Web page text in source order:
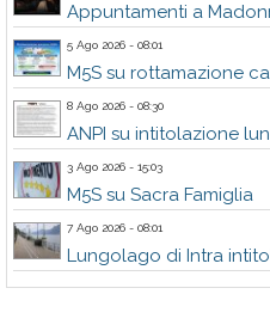
Appuntamenti a
5 Ago 2026 - 08:01
M5S su rottamazione
8 Ago 2026 - 08:30
ANPI su intitolazione
3 Ago 2026 - 15:03
M5S su Sacra Famiglia
7 Ago 2026 - 08:01
Lungolago di Intra